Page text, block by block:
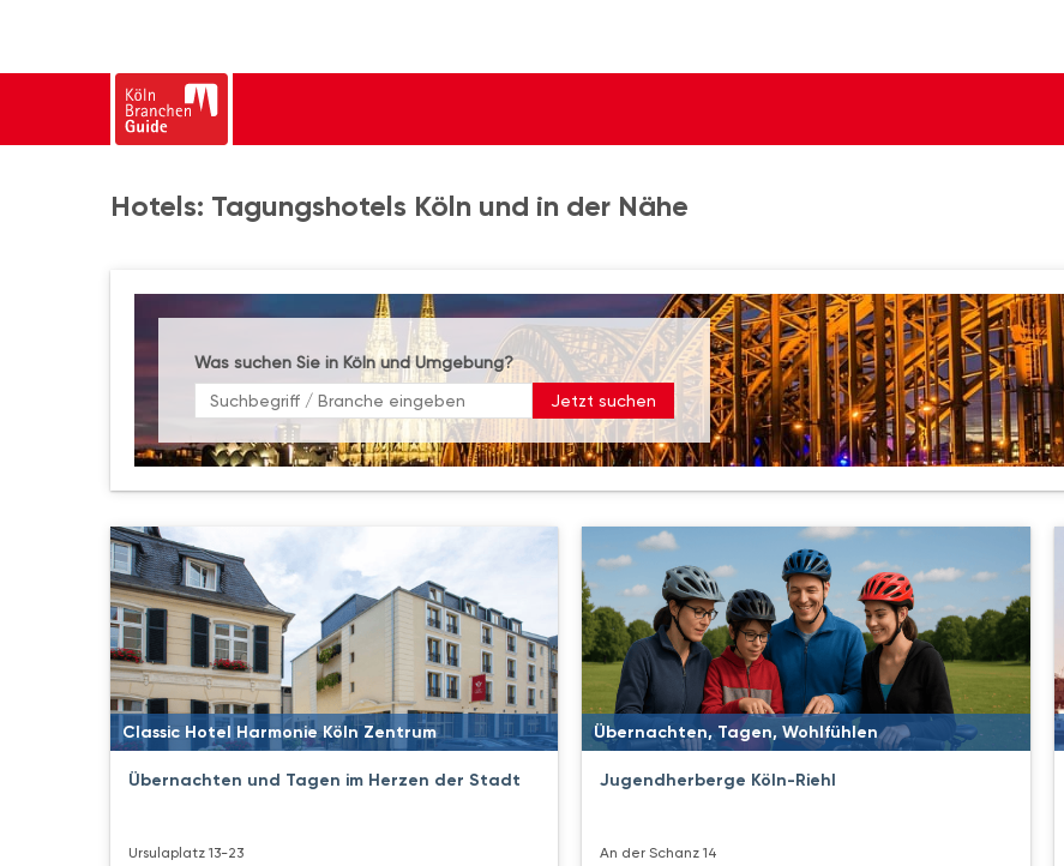
Hotels: Tagungshotels Köln und in der Nähe
Was suchen Sie in Köln und Umgebung?
Jetzt suchen
Classic Hotel Harmonie Köln Zentrum
Übernachten und Tagen im Herzen der Stadt
Ursulaplatz 13-23
Übernachten, Tagen, Wohlfühlen
Jugendherberge Köln-Riehl
An der Schanz 14